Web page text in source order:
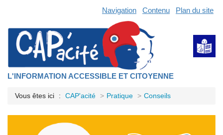
Navigation Contenu Plan du site
L'INFORMATION ACCESSIBLE ET CITOYENNE
Vous êtes ici CAP'acité Pratique Conseils